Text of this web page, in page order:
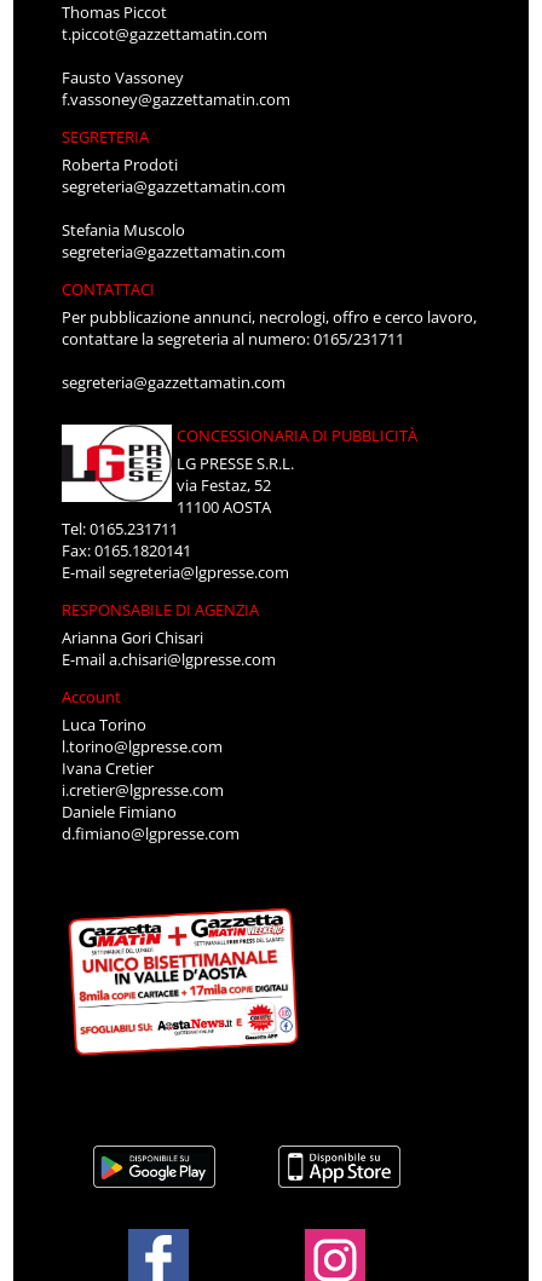
Thomas Piccot
t.piccot@gazzettamatin.com
Fausto Vassoney
f.vassoney@gazzettamatin.com
SEGRETERIA
Roberta Prodoti
segreteria@gazzettamatin.com
Stefania Muscolo
segreteria@gazzettamatin.com
CONTATTACI
Per pubblicazione annunci, necrologi, offro e cerco lavoro,
contattare la segreteria al numero: 0165/231711
segreteria@gazzettamatin.com
CONCESSIONARIA DI PUBBLICITÀ
LG PRESSE S.R.L.
via Festaz, 52
11100 AOSTA
Tel: 0165.231711
Fax: 0165.1820141
E-mailsegreteria@lgpresse.com
RESPONSABILE DI AGENZIA
Arianna Gori Chisari
E-maila.chisari@lgpresse.com
Account
Luca Torino
l.torino@lgpresse.com
Ivana Cretier
i.cretier@lgpresse.com
Daniele Fimiano
d.fimiano@lgpresse.com